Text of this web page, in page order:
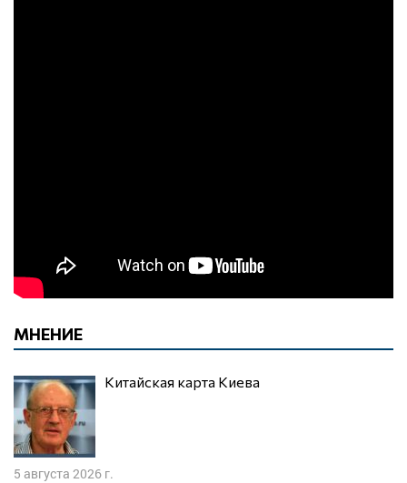
МНЕНИЕ
Китайская карта Киева
5 августа 2026 г.